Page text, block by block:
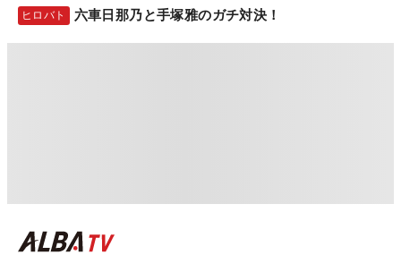
ヒロバト 六車日那乃と手塚雅のガチ対決！